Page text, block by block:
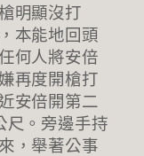
明顯沒打
本能地回頭
何人將安倍
再度開槍打
安倍開第二
尺。旁邊手持
，舉著公事